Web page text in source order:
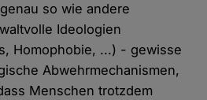
so wie andere
Ideologien
Homophobie, ...) - gewisse
Abwehrmechanismen,
Menschen trotzdem